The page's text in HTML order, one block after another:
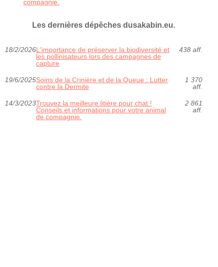
compagnie.
Les dernières dépêches dusakabin.eu.
18/2/2026L'importance de préserver la biodiversité et
les pollinisateurs lors des campagnes de
capture
438 aff.
19/6/2025Soins de la Crinière et de la Queue : Lutter
contre la Dermite
1 370
aff.
14/3/2023Trouvez la meilleure litière pour chat !
Conseils et informations pour votre animal
de compagnie.
2 861
aff.